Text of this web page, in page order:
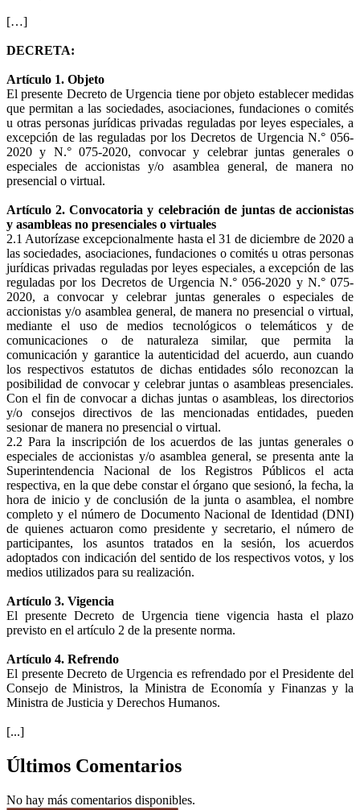
[…]
DECRETA:
Artículo 1. Objeto
El presente Decreto de Urgencia tiene por objeto establecer medidas
que permitan a las sociedades, asociaciones, fundaciones o comités
u otras personas jurídicas privadas reguladas por leyes especiales, a
excepción de las reguladas por los Decretos de Urgencia N.° 056-
2020 y N.° 075-2020, convocar y celebrar juntas generales o
especiales de accionistas y/o asamblea general, de manera no
presencial o virtual.
Artículo 2. Convocatoria y celebración de juntas de accionistas
y asambleas no presenciales o virtuales
2.1 Autorízase excepcionalmente hasta el 31 de diciembre de 2020 a
las sociedades, asociaciones, fundaciones o comités u otras personas
jurídicas privadas reguladas por leyes especiales, a excepción de las
reguladas por los Decretos de Urgencia N.° 056-2020 y N.° 075-
2020, a convocar y celebrar juntas generales o especiales de
accionistas y/o asamblea general, de manera no presencial o virtual,
mediante el uso de medios tecnológicos o telemáticos y de
comunicaciones o de naturaleza similar, que permita la
comunicación y garantice la autenticidad del acuerdo, aun cuando
los respectivos estatutos de dichas entidades sólo reconozcan la
posibilidad de convocar y celebrar juntas o asambleas presenciales.
Con el fin de convocar a dichas juntas o asambleas, los directorios
y/o consejos directivos de las mencionadas entidades, pueden
sesionar de manera no presencial o virtual.
2.2 Para la inscripción de los acuerdos de las juntas generales o
especiales de accionistas y/o asamblea general, se presenta ante la
Superintendencia Nacional de los Registros Públicos el acta
respectiva, en la que debe constar el órgano que sesionó, la fecha, la
hora de inicio y de conclusión de la junta o asamblea, el nombre
completo y el número de Documento Nacional de Identidad (DNI)
de quienes actuaron como presidente y secretario, el número de
participantes, los asuntos tratados en la sesión, los acuerdos
adoptados con indicación del sentido de los respectivos votos, y los
medios utilizados para su realización.
Artículo 3. Vigencia
El presente Decreto de Urgencia tiene vigencia hasta el plazo
previsto en el artículo 2 de la presente norma.
Artículo 4. Refrendo
El presente Decreto de Urgencia es refrendado por el Presidente del
Consejo de Ministros, la Ministra de Economía y Finanzas y la
Ministra de Justicia y Derechos Humanos.
[...]
Últimos Comentarios
No hay más comentarios disponibles.